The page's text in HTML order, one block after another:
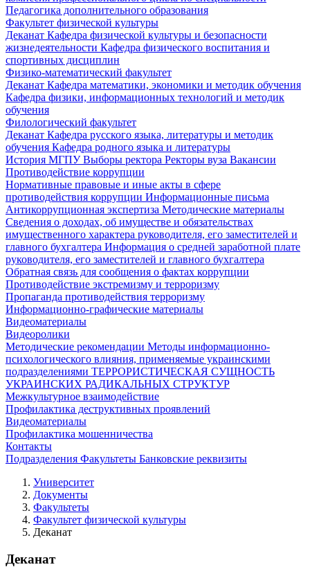
Педагогика дополнительного образования
Факультет физической культуры
Деканат Кафедра физической культуры и безопасности
жизнедеятельности Кафедра физического воспитания и
спортивных дисциплин
Физико-математический факультет
Деканат Кафедра математики, экономики и методик обучения
Кафедра физики, информационных технологий и методик
обучения
Филологический факультет
Деканат Кафедра русского языка, литературы и методик
обучения Кафедра родного языка и литературы
История МГПУВыборы ректора Ректоры вуза Вакансии
Противодействие коррупции
Нормативные правовые и иные акты в сфере
противодействия коррупции Информационные письма
Антикоррупционная экспертиза Методические материалы
Сведения о доходах, об имуществе и обязательствах
имущественного характера руководителя, его заместителей и
главного бухгалтера Информация о средней заработной плате
руководителя, его заместителей и главного бухгалтера
Обратная связь для сообщения о фактах коррупции
Противодействие экстремизму и терроризму
Пропаганда противодействия терроризму
Информационно-графические материалы
Видеоматериалы
Видеоролики
Методические рекомендации Методы информационно-
психологического влияния, применяемые украинскими
подразделениями ТЕРРОРИСТИЧЕСКАЯ СУЩНОСТЬ
УКРАИНСКИХ РАДИКАЛЬНЫХ СТРУКТУР
Межкультурное взаимодействие
Профилактика деструктивных проявлений
Видеоматериалы
Профилактика мошенничества
Контакты
Подразделения Факультеты Банковские реквизиты
Университет
Документы
Факультеты
Факультет физической культуры
Деканат
Деканат